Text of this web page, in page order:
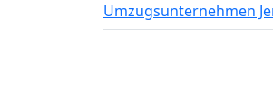
Umzugsunternehmen